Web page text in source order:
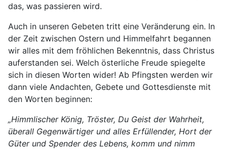
das, was passieren wird.
Auch in unseren Gebeten tritt eine Veränderung ein. In
der Zeit zwischen Ostern und Himmelfahrt begannen
wir alles mit dem fröhlichen Bekenntnis, dass Christus
auferstanden sei. Welch österliche Freude spiegelte
sich in diesen Worten wider! Ab Pfingsten werden wir
dann viele Andachten, Gebete und Gottesdienste mit
den Worten beginnen:
„Himmlischer König, Tröster, Du Geist der Wahrheit,
überall Gegenwärtiger und alles Erfüllender, Hort der
Güter und Spender des Lebens, komm und nimm